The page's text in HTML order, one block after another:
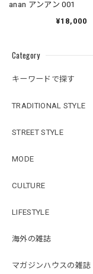
Category
キーワードで探す
TRADITIONAL STYLE
STREET STYLE
MODE
CULTURE
LIFESTYLE
海外の雑誌
マガジンハウスの雑誌
anan アンアン 001
¥18,000